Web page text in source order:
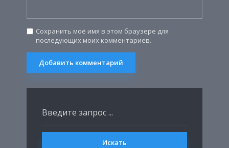
Сохранить моё имя в этом браузере для
последующих моих комментариев.
Искать